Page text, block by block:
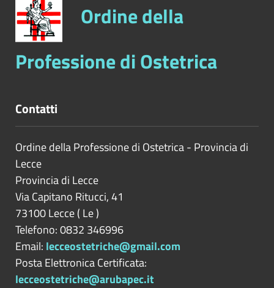
Ordine della
Professione di Ostetrica
Contatti
Ordine della Professione di Ostetrica - Provincia di
Lecce
Provincia di Lecce
Via Capitano Ritucci, 41
73100Lecce( Le)
Telefono: 0832 346996
Email: lecceostetriche@gmail.com
Posta Elettronica Certificata:
lecceostetriche@arubapec.it